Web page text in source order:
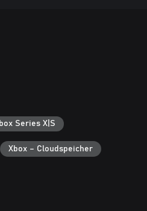
Series X|S
Xbox – Cloudspeicher